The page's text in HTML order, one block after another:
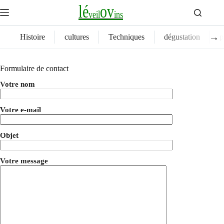
to
léveilovins
Histoire cultures Techniques dégustation →
Formulaire de contact
Votre nom
Votre e-mail
Objet
Votre message